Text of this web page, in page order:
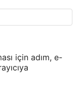
için adım, e-